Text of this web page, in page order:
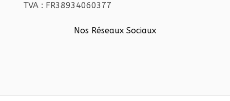
TVA : FR38934060377
Nos Réseaux Sociaux